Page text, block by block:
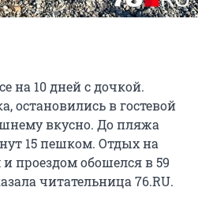
на 10 дней с дочкой.
остановились в гостевой
вкусно. До пляжа
15 пешком. Отдых на
проездом обошелся в 59
читательница 76.RU.